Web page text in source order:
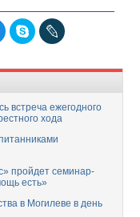
встреча ежегодного
хода
пройдет семинар-
есть»
в Могилеве в день